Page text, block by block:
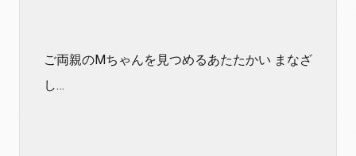
ご両親のМちゃんを見つめるあたたかい まなざ
し…